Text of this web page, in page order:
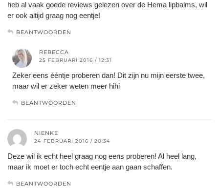
heb al vaak goede reviews gelezen over de Hema lipbalms, wil
er ook altijd graag nog eentje!
BEANTWOORDEN
REBECCA
25 FEBRUARI 2016 / 12:31
Zeker eens ééntje proberen dan! Dit zijn nu mijn eerste twee,
maar wil er zeker weten meer hihi
BEANTWOORDEN
NIENKE
24 FEBRUARI 2016 / 20:34
Deze wil ik echt heel graag nog eens proberen! Al heel lang,
maar ik moet er toch echt eentje aan gaan schaffen.
BEANTWOORDEN